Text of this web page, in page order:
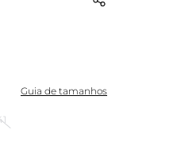
Guia de tamanhos